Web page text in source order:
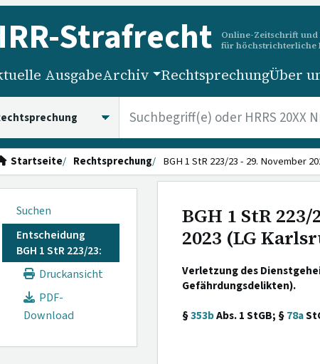
HRR-Strafrecht
Online-Zeitschrift und
für höchstrichterliche
AusgabeArchiv RechtsprechungÜber
Startseite Rechtsprechung BGH 1 StR 223/23 - 29. November
Suchen
Entscheidung
BGH 1 StR 223/23:
Druckansicht
PDF-
Download
BGH 1 StR
2023 (LG
Verletzung des
Gefährdungsdelikten).
§353bAbs. 1 StGB; §78a